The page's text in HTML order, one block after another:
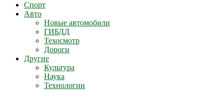
Спорт
Авто
Новые автомобили
ГИБДД
Техосмотр
Дороги
Другие
Культура
Наука
Технологии